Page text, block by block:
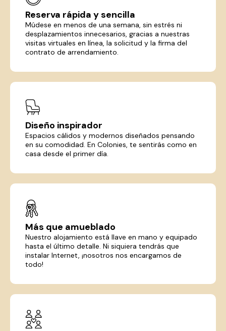
Reserva rápida y sencilla
Múdese en menos de una semana, sin estrés ni
desplazamientos innecesarios, gracias a nuestras
visitas virtuales en línea, la solicitud y la firma del
contrato de arrendamiento.
Diseño inspirador
Espacios cálidos y modernos diseñados pensando
en su comodidad. En Colonies, te sentirás como en
casa desde el primer día.
Más que amueblado
Nuestro alojamiento está llave en mano y equipado
hasta el último detalle. Ni siquiera tendrás que
instalar Internet, ¡nosotros nos encargamos de
todo!